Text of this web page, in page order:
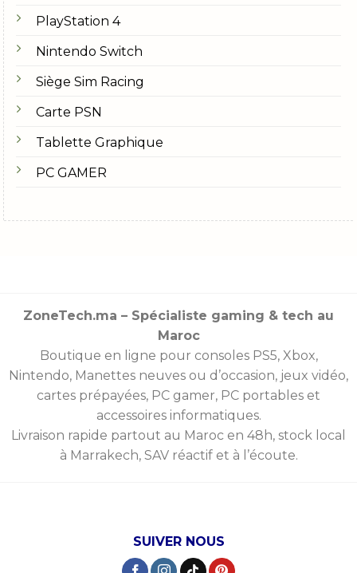
PlayStation 4
Nintendo Switch
Siège Sim Racing
Carte PSN
Tablette Graphique
PC GAMER
ZoneTech.ma – Spécialiste gaming & tech au
Maroc
Boutique en ligne pour consoles PS5, Xbox,
Nintendo, Manettes neuves ou d’occasion, jeux vidéo,
cartes prépayées, PC gamer, PC portables et
accessoires informatiques.
Livraison rapide partout au Maroc en 48h, stock local
à Marrakech, SAV réactif et à l’écoute.
SUIVER NOUS